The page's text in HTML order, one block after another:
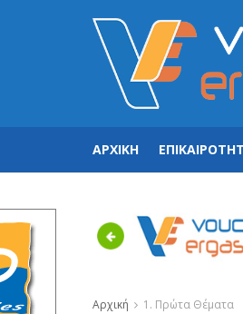
ΑΡΧΙΚΗ
Previous
Αρχική 1. Πρώτα Θέματα